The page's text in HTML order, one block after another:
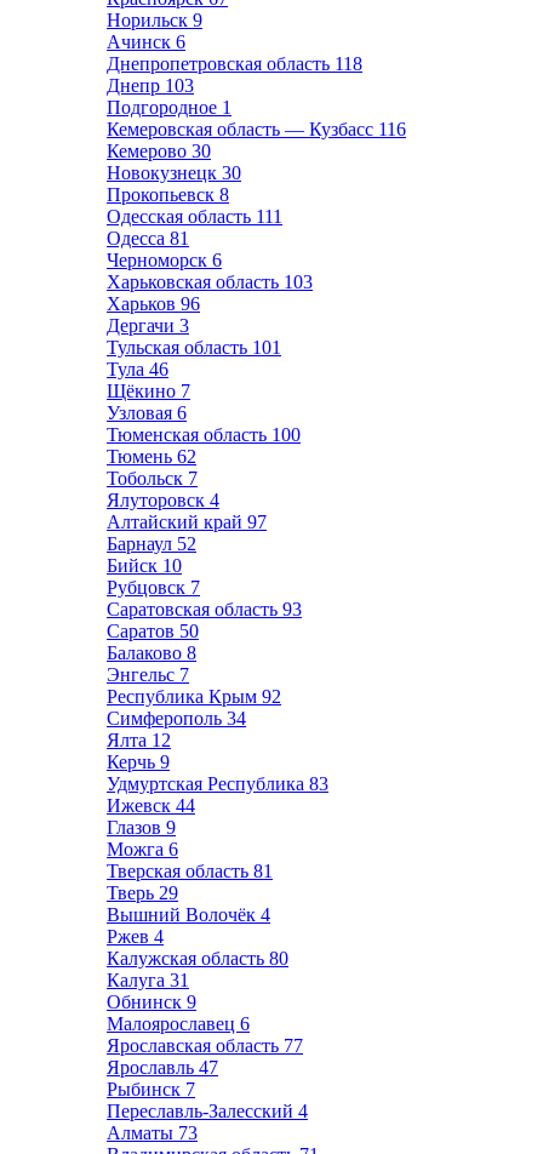
Норильск 9
Ачинск 6
Днепропетровская область 118
Днепр 103
Подгородное 1
Кемеровская область — Кузбасс 116
Кемерово 30
Новокузнецк 30
Прокопьевск 8
Одесская область 111
Одесса 81
Черноморск 6
Харьковская область 103
Харьков 96
Дергачи 3
Тульская область 101
Тула 46
Щёкино 7
Узловая 6
Тюменская область 100
Тюмень 62
Тобольск 7
Ялуторовск 4
Алтайский край 97
Барнаул 52
Бийск 10
Рубцовск 7
Саратовская область 93
Саратов 50
Балаково 8
Энгельс 7
Республика Крым 92
Симферополь 34
Ялта 12
Керчь 9
Удмуртская Республика 83
Ижевск 44
Глазов 9
Можга 6
Тверская область 81
Тверь 29
Вышний Волочёк 4
Ржев 4
Калужская область 80
Калуга 31
Обнинск 9
Малоярославец 6
Ярославская область 77
Ярославль 47
Рыбинск 7
Переславль-Залесский 4
Алматы 73